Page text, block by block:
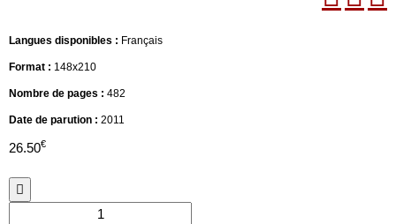
Langues disponibles : Français
Format : 148x210
Nombre de pages : 482
Date de parution : 2011
26.50€